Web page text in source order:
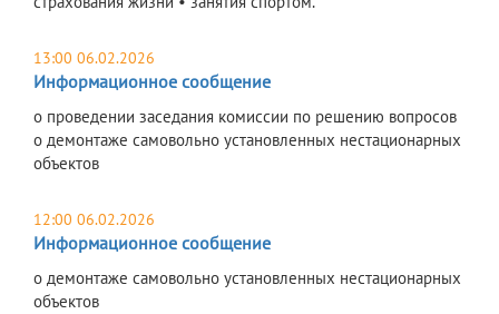
13:00 06.02.2026
Информационное сообщение
о проведении заседания комиссии по решению вопросов
о демонтаже самовольно установленных нестационарных
объектов
12:00 06.02.2026
Информационное сообщение
о демонтаже самовольно установленных нестационарных
объектов